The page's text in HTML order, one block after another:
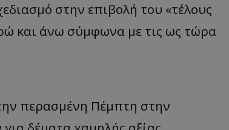
στην επιβολή του «τέλους
και άνω σύμφωνα με τις ως τώρα
περασμένη Πέμπτη στην